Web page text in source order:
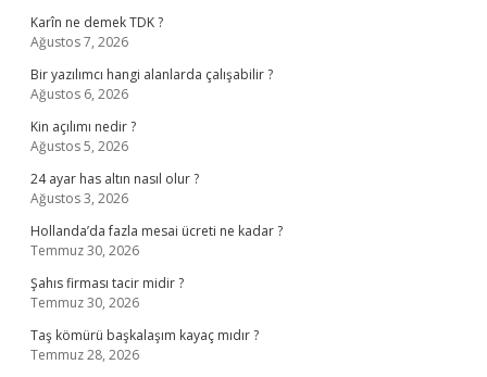
Karîn ne demek TDK ?
Ağustos 7, 2026
Bir yazılımcı hangi alanlarda çalışabilir ?
Ağustos 6, 2026
Kin açılımı nedir ?
Ağustos 5, 2026
24 ayar has altın nasıl olur ?
Ağustos 3, 2026
Hollanda’da fazla mesai ücreti ne kadar ?
Temmuz 30, 2026
Şahıs firması tacir midir ?
Temmuz 30, 2026
Taş kömürü başkalaşım kayaç mıdır ?
Temmuz 28, 2026